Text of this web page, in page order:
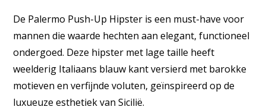
De Palermo Push-Up Hipster is een must-have voor
mannen die waarde hechten aan elegant, functioneel
ondergoed. Deze hipster met lage taille heeft
weelderig Italiaans blauw kant versierd met barokke
motieven en verfijnde voluten, geïnspireerd op de
luxueuze esthetiek van Sicilië.